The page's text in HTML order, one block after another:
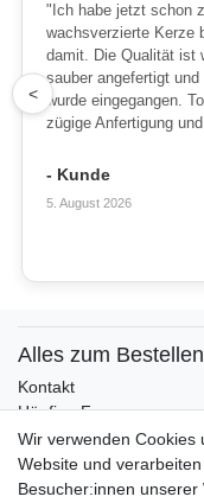
"Ich habe jetzt schon
wachsverzierte Kerze
damit. Die Qualität ist
sauber angefertigt
wurde eingegangen.
zügige Anfertigung
- Kunde
5. August 2026
<
Alles zum Bestellen
Kontakt
Häufige Fragen
Zahlungsmöglichkeiten
Versandbedingungen
Widerrufsrecht
Wir verwenden Cookies
Website und
Besucher:innen unserer